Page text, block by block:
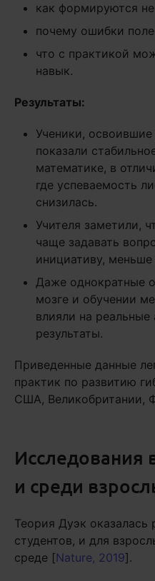
как формируются
почему ошибки
что с практикой
навык.
Результаты:
Ученики, освоившие
показали
математике, в
где успеваемость
снизилась.
Учителя заметили,
чаще задавать
инициативу,
Даже однократные
мозге и обучении
влияли на
результаты.
Приведенные данные
практик по развитию
США, Великобритании,
Исследования
и среди
Теория Дуэк оказалась
студентов, и для
среде [Nature, 2019].